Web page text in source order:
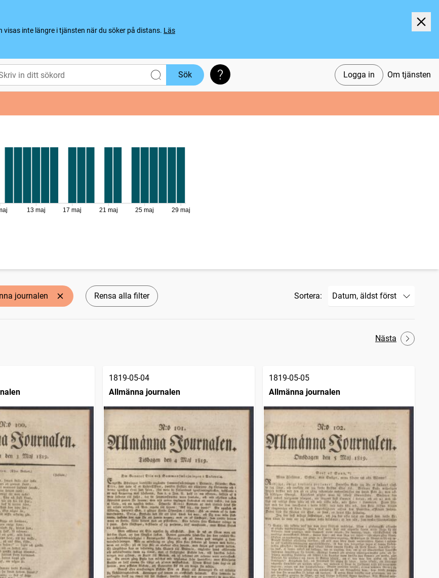
inte längre i tjänsten när du söker på distans. Läs
Logga in Om tjänsten
Sök Söktips
13 maj 17 maj 21 maj 25 maj 29 maj
journalen Rensa alla filter Sortera:
Nästa
1819-05-04
Allmänna journalen
1819-05-05
Allmänna journalen